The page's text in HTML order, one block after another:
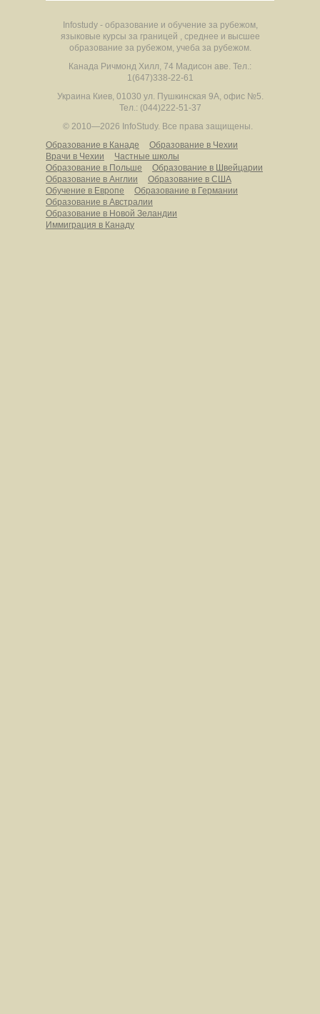
Infostudy - образование и обучение за рубежом,
языковые курсы за границей , среднее и высшее
образование за рубежом, учеба за рубежом.
Канада Ричмонд Хилл, 74 Мадисон аве. Тел.:
1(647)338-22-61
Украина Киев, 01030 ул. Пушкинская 9А, офис №5.
Тел.: (044)222-51-37
© 2010—2026 InfoStudy. Все права защищены.
Образование в Канаде
Образование в Чехии
Врачи в Чехии
Частные школы
Образование в Польше
Образование в Швейцарии
Образование в Англии
Образование в США
Обучение в Европе
Образование в Германии
Образование в Австралии
Образование в Новой Зеландии
Иммиграция в Канаду